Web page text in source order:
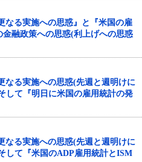
なる実施への思惑』と『米国の雇
融政策への思惑(利上げへの思惑
なる実施への思惑(先週と週明けに
して『明日に米国の雇用統計の発
なる実施への思惑(先週と週明けに
して『米国のADP雇用統計とISM